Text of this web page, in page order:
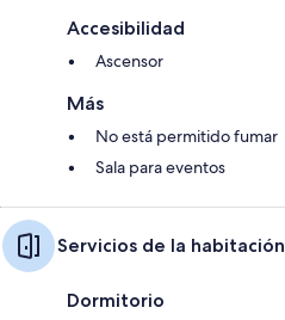
Accesibilidad
Ascensor
Más
No está permitido fumar
Sala para eventos
Servicios de la habitación
Dormitorio